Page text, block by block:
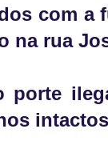
com a
na rua
porte